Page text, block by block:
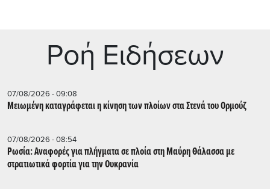
Ρoή Ειδήσεων
07/08/2026 - 09:08
Μειωμένη καταγράφεται η κίνηση των πλοίων στα Στενά του Ορμούζ
07/08/2026 - 08:54
Ρωσία: Αναφορές για πλήγματα σε πλοία στη Μαύρη Θάλασσα με
στρατιωτικά φορτία για την Ουκρανία